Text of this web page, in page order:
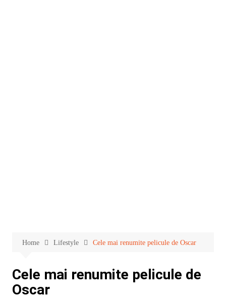
Home Lifestyle Cele mai renumite pelicule de Oscar
Cele mai renumite pelicule de
Oscar